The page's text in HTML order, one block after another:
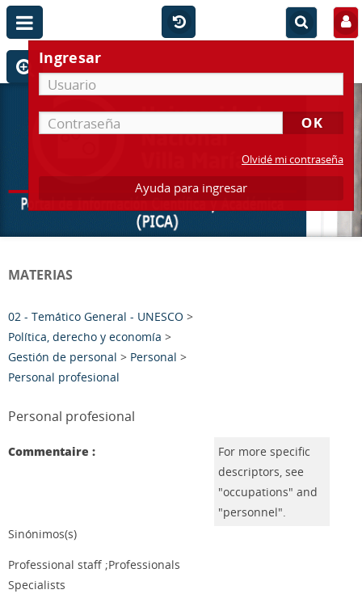
Ingresar
Olvidé mi contraseña
Ayuda para ingresar
MATERIAS
02 - Temático General - UNESCO >
Política, derecho y economía >
Gestión de personal > Personal >
Personal profesional
Personal profesional
Commentaire :
For more specific
descriptors, see
"occupations" and
"personnel".
Sinónimos(s)
Professional staff ;Professionals
Specialists